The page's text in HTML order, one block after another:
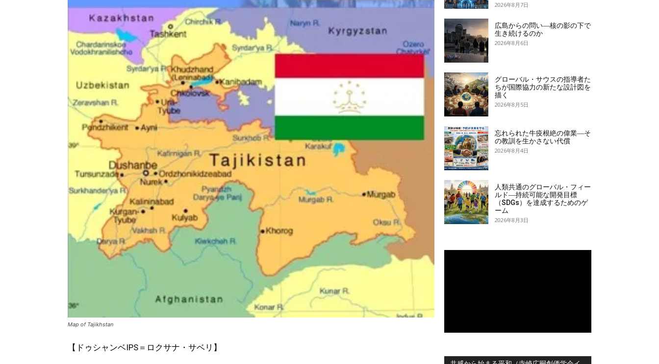
Map of Tajikhstan
【ドゥシャンベIPS＝ロクサナ・サベリ】
2026年8月7日
広島からの問い―核の影の下で
生き続けるのか
2026年8月6日
グローバル・サウスの指導者た
ちが国際協力の新たな設計図を
描く
2026年8月5日
忘れられた牛疫根絶の偉業―そ
の教訓を生かさない代償
2026年8月4日
人類共通のグローバル・フィー
ルド―持続可能な開発目標
（SDGs）を達成するためのゲ
ーム
2026年8月3日